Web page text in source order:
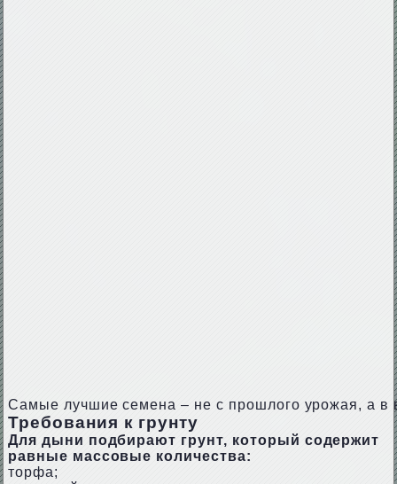
Самые лучшие семена – не с прошлого урожая, а в
Требования к грунту
Для дыни подбирают грунт, который содержит
равные массовые количества:
торфа;